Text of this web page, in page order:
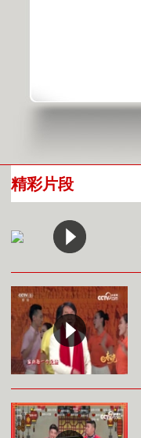
精彩片段